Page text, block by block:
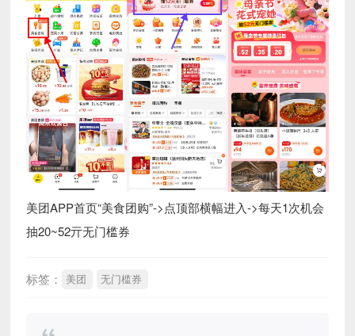
美团APP首页“美食团购”->点顶部横幅进入->每天1次机会
抽20~52亓无门槛券
标签： 美团 无门槛券